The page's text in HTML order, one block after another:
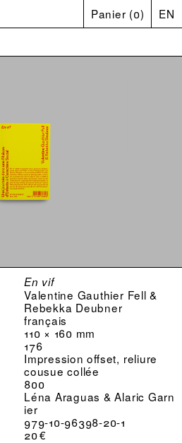
Panier (0) EN
En vif
Valentine Gauthier Fell &
Rebekka Deubner
français
110 × 160 mm
176
Impression offset, reliure
cousue collée
800
Léna Araguas & Alaric Garn
ier
979-10-96398-20-1
20 €